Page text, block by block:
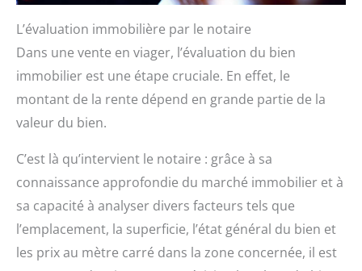
L’évaluation immobilière par le notaire
Dans une vente en viager, l’évaluation du bien
immobilier est une étape cruciale. En effet, le
montant de la rente dépend en grande partie de la
valeur du bien.
C’est là qu’intervient le notaire : grâce à sa
connaissance approfondie du marché immobilier et à
sa capacité à analyser divers facteurs tels que
l’emplacement, la superficie, l’état général du bien et
les prix au mètre carré dans la zone concernée, il est